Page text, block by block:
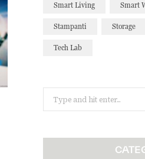
Smart Living Smart
Stampanti Storage
Tech Lab
for: